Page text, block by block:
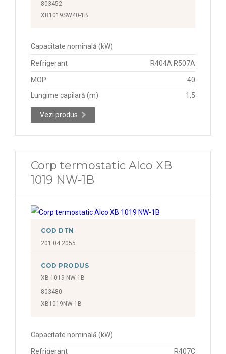
803452
XB1019SW40-1B
Capacitate nominală (kW)
Refrigerant R404A R507A
MOP
40
Lungime capilară (m)
1,5
Vezi produs
Corp termostatic Alco XB
1019 NW-1B
COD DTN
201.04.2055
COD PRODUS
XB 1019 NW-1B
803480
XB1019NW-1B
Capacitate nominală (kW)
Refrigerant R407C